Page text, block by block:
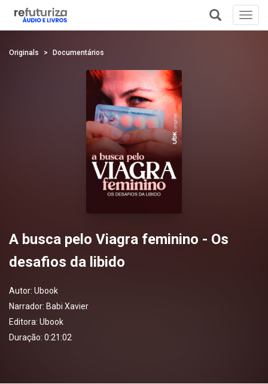
Originals Documentários
A busca pelo Viagra feminino - Os
desafios da libido
Autor: Ubook
Narrador: Babi Xavier
Editora: Ubook
Duração: 0:21:02